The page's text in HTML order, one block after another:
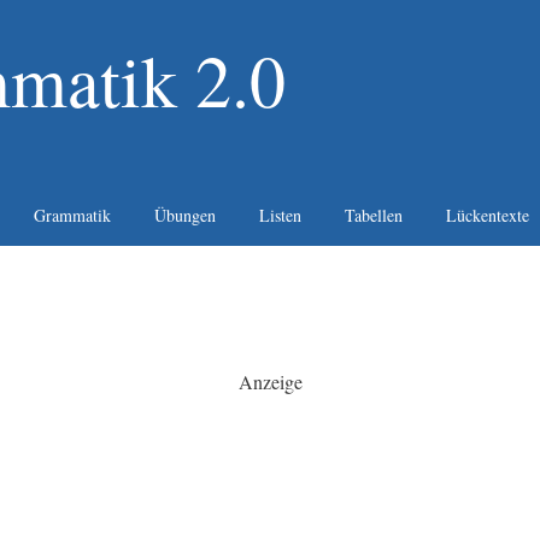
2.0
Grammatik Übungen Listen Tabellen Lückentexte
Anzeige